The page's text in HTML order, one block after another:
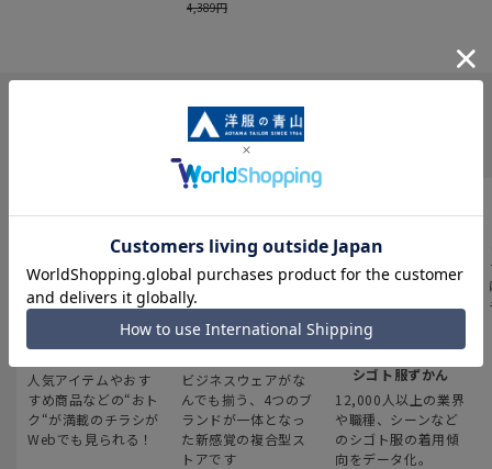
INFORMATION
最新のお買い得情報
人気アイテムやおす
すめ商品などの“おト
ク“が満載のチラシが
Webでも見られる！
スーツスクエア
ビジネスウェアがな
んでも揃う、4つのブ
ランドが一体となっ
た新感覚の複合型ス
トアです
みんなの
シゴト服ずかん
12,000人以上の業界
や職種、シーンなど
のシゴト服の着用傾
向をデータ化。